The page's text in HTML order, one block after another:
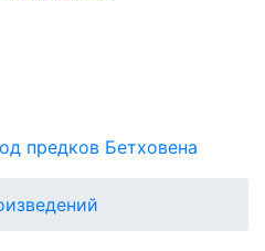
предков Бетховена